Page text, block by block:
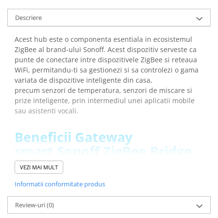
Descarcatoare de Supratensiune
Contactoare
Blocuri de Distributie
Tablouri Electrice
Accesorii Tablouri Electrice
Stabilizatoare de Tensiune
Convertoare de Tensiune
Banda Izolatoare
Smart Home
Intrerupatoare Smart
Prize Inteligente
Module Smart Home
Camere Supraveghere
Iluminat
Descriere
Acest hub este o componenta esentiala in ecosistemul
ZigBee al brand-ului Sonoff. Acest dispozitiv serveste ca
punte de conectare intre dispozitivele ZigBee si reteaua
WiFi, permitandu-ti sa gestionezi si sa controlezi o gama
variata de dispozitive inteligente din casa,
precum senzori de temperatura, senzori de miscare si
prize inteligente, prin intermediul unei aplicatii mobile
sau asistenti vocali.
Beneficii Gateway
smart Sonoff ZigBee Bridge
Pro:
Poti conecta la el pana la 128 de dispozitive, extinzand
astfel semnificativ capacitatea de automatizare a casei
tale
VEZI MAI MULT
Informatii conformitate produs
Review-uri(0)